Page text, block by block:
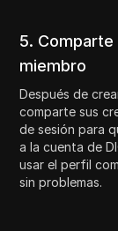
5.
miembro
Después de
comparte sus
de sesión para
a la cuenta de
usar el perfil
sin problemas.